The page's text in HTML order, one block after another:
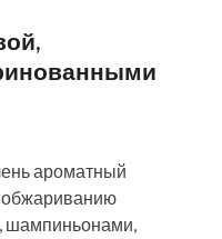
ароматный
обжариванию
шампиньонами,